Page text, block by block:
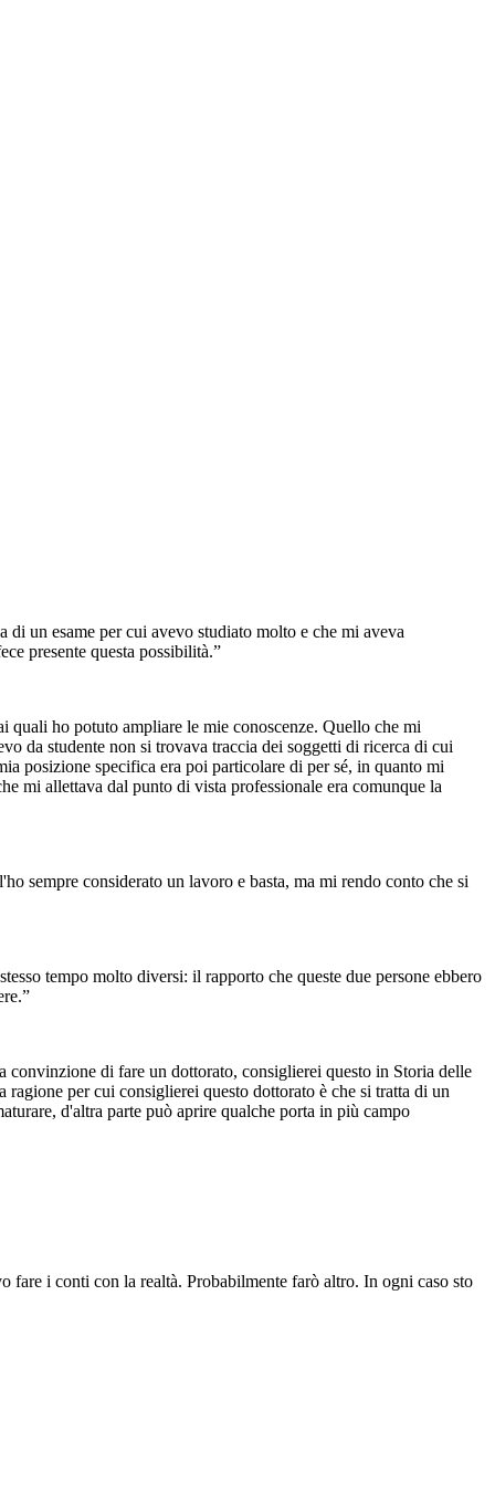
un esame per cui avevo studiato molto e che mi aveva
presente questa possibilità.”
quali ho potuto ampliare le mie conoscenze. Quello che mi
da studente non si trovava traccia dei soggetti di ricerca di cui
posizione specifica era poi particolare di per sé, in quanto mi
mi allettava dal punto di vista professionale era comunque la
sempre considerato un lavoro e basta, ma mi rendo conto che si
tempo molto diversi: il rapporto che queste due persone ebbero
convinzione di fare un dottorato, consiglierei questo in Storia delle
per cui consiglierei questo dottorato è che si tratta di un
d'altra parte può aprire qualche porta in più campo
fare i conti con la realtà. Probabilmente farò altro. In ogni caso sto